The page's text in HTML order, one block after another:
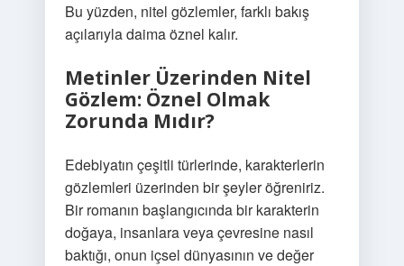
Bu yüzden, nitel gözlemler, farklı bakış
açılarıyla daima öznel kalır.
Metinler Üzerinden Nitel
Gözlem: Öznel Olmak
Zorunda Mıdır?
Edebiyatın çeşitli türlerinde, karakterlerin
gözlemleri üzerinden bir şeyler öğreniriz.
Bir romanın başlangıcında bir karakterin
doğaya, insanlara veya çevresine nasıl
baktığı, onun içsel dünyasının ve değer